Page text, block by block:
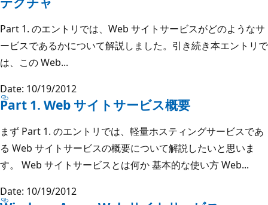
Part 1. のエントリでは、Web サイトサービスがどのようなサ
ービスであるかについて解説しました。引き続き本エントリで
は、この Web...
Date: 10/19/2012
Part 1. Web サイトサービス概要
まず Part 1. のエントリでは、軽量ホスティングサービスであ
る Web サイトサービスの概要について解説したいと思いま
す。 Web サイトサービスとは何か 基本的な使い方 Web...
Date: 10/19/2012